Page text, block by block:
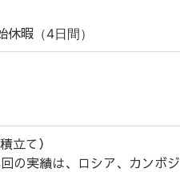
暇（4日間）
立て）
の実績は、ロシア、カンボジ